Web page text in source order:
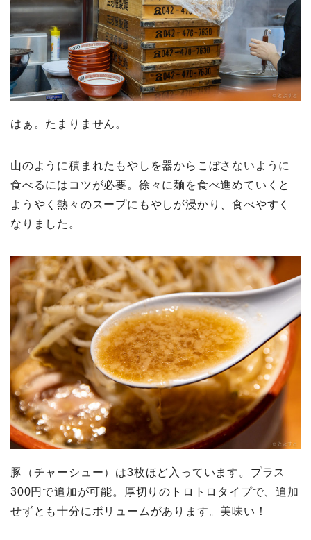
はぁ。たまりません。
山のように積まれたもやしを器からこぼさないように
食べるにはコツが必要。徐々に麺を食べ進めていくと
ようやく熱々のスープにもやしが浸かり、食べやすく
なりました。
豚（チャーシュー）は3枚ほど入っています。プラス
300円で追加が可能。厚切りのトロトロタイプで、追加
せずとも十分にボリュームがあります。美味い！